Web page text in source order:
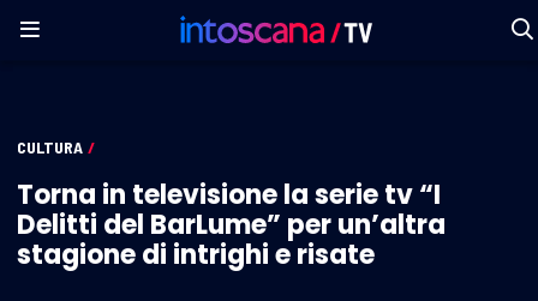
CULTURA /
Torna in televisione la serie tv “I
Delitti del BarLume” per un’altra
stagione di intrighi e risate